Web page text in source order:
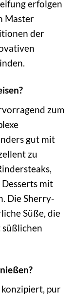
erfolgen
Master
der
zum
gut mit
zu
mit
Die Sherry-
Süße, die
pur